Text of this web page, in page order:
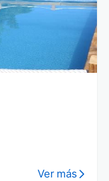
Ver más